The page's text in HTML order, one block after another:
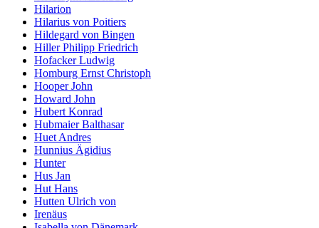
Hilarion
Hilarius von Poitiers
Hildegard von Bingen
Hiller Philipp Friedrich
Hofacker Ludwig
Homburg Ernst Christoph
Hooper John
Howard John
Hubert Konrad
Hubmaier Balthasar
Huet Andres
Hunnius Ägidius
Hunter
Hus Jan
Hut Hans
Hutten Ulrich von
Irenäus